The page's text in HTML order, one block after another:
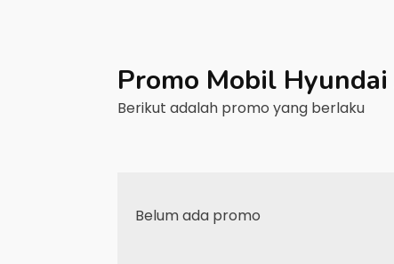
Promo Mobil Hyundai
Berikut adalah promo yang berlaku
Belum ada promo